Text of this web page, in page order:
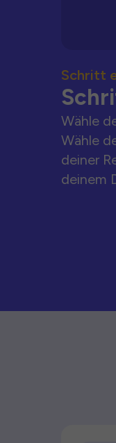
Schritt
Wähle
Wähle
deiner
deinem